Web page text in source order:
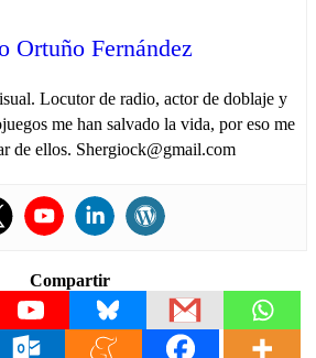
Ortuño Fernández
Locutor de radio, actor de doblaje y
me han salvado la vida, por eso me
de ellos. Shergiock@gmail.com
Compartir